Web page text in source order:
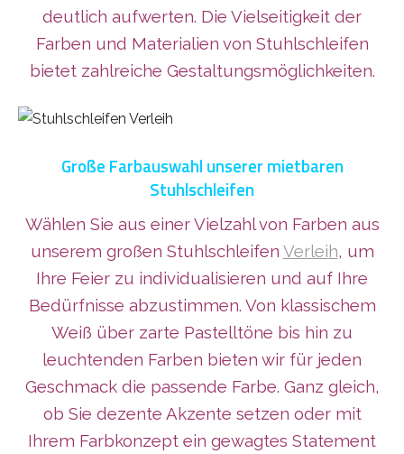
deutlich aufwerten. Die Vielseitigkeit der
Farben und Materialien von Stuhlschleifen
bietet zahlreiche Gestaltungsmöglichkeiten.
Große Farbauswahl unserer mietbaren
Stuhlschleifen
Wählen Sie aus einer Vielzahl von Farben aus
unserem großen Stuhlschleifen Verleih, um
Ihre Feier zu individualisieren und auf Ihre
Bedürfnisse abzustimmen. Von klassischem
Weiß über zarte Pastelltöne bis hin zu
leuchtenden Farben bieten wir für jeden
Geschmack die passende Farbe. Ganz gleich,
ob Sie dezente Akzente setzen oder mit
Ihrem Farbkonzept ein gewagtes Statement